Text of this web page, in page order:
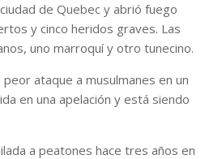
de Quebec y abrió fuego
y cinco heridos graves. Las
uno marroquí y otro tunecino.
ataque a musulmanes en un
en una apelación y está siendo
a peatones hace tres años en